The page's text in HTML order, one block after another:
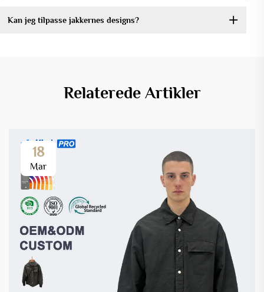
Kan jeg tilpasse jakkernes designs?
Relaterede Artikler
18
Mar